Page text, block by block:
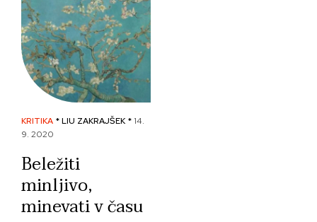
KRITIKA * LIU ZAKRAJŠEK * 14.
9. 2020
Beležiti
minljivo,
minevati v času